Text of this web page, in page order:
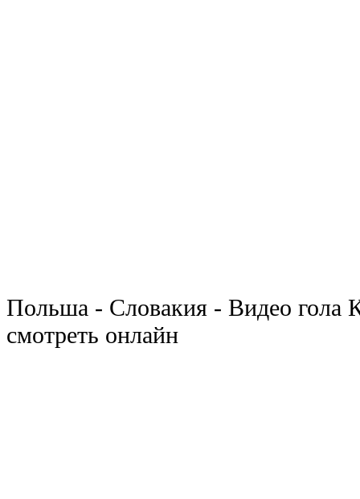
Польша - Словакия - Видео гола
смотреть онлайн